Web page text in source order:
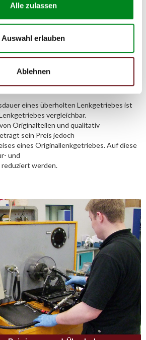
Alle zulassen
Auswahl erlauben
Ablehnen
unserer
Servopumpen
eines überholten Lenkgetriebes ist
vergleichbar.
Originalteilen und qualitativ
sein Preis jedoch
eines Originallenkgetriebes. Auf diese
und
werden.